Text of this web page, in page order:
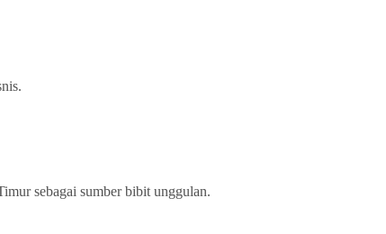
sebagai sumber bibit unggulan.